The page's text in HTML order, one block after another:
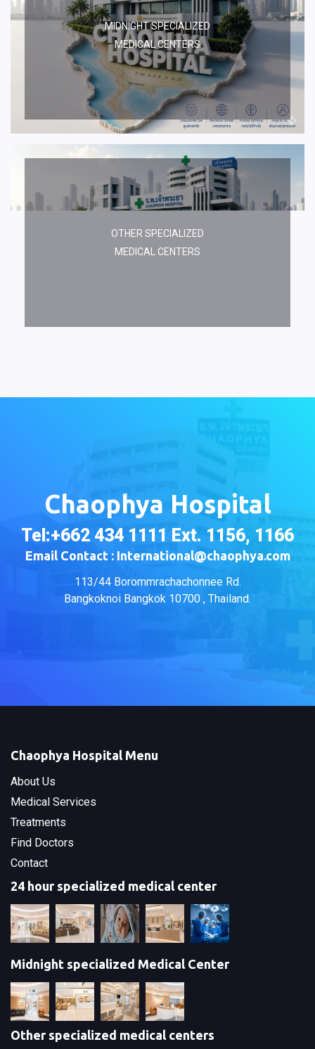
MIDNIGHT SPECIALIZED
MEDICAL CENTERS
OTHER SPECIALIZED
MEDICAL CENTERS
Chaophya Hospital
Tel:+662 434 1111 Ext. 1156, 1166
Email Contact : International@chaophya.com
113/44 Borommrachachonnee Rd.
Bangkoknoi Bangkok 10700 , Thailand.
Chaophya Hospital Menu
About Us
Medical Services
Treatments
Find Doctors
Contact
24 hour specialized medical center
Midnight specialized Medical Center
Other specialized medical centers